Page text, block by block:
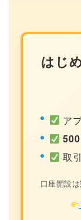
はじ
ア
取
口座開設は